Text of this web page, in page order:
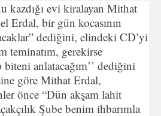
kazdığı evi kiralayan Mithat
Erdal, bir gün kocasının
dediğini, elindeki CD’yi
teminatım, gerekirse
anlatacağım’’ dediğini
göre Mithat Erdal,
önce “Dün akşam lahit
Şube benim ihbarımla